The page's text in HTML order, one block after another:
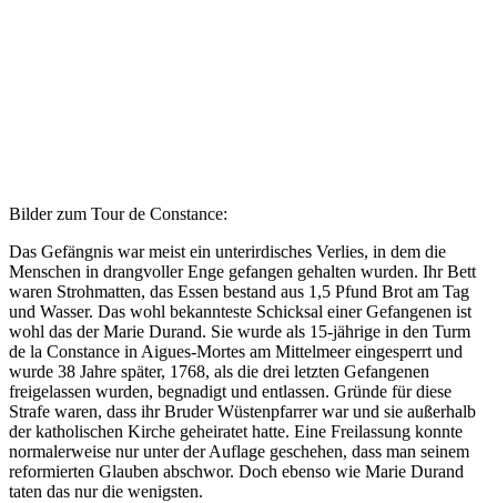
Bilder zum Tour de Constance:
Das Gefängnis war meist ein unterirdisches Verlies, in dem die
Menschen in drangvoller Enge gefangen gehalten wurden. Ihr Bett
waren Strohmatten, das Essen bestand aus 1,5 Pfund Brot am Tag
und Wasser. Das wohl bekannteste Schicksal einer Gefangenen ist
wohl das der Marie Durand. Sie wurde als 15-jährige in den Turm
de la Constance in Aigues-Mortes am Mittelmeer eingesperrt und
wurde 38 Jahre später, 1768, als die drei letzten Gefangenen
freigelassen wurden, begnadigt und entlassen. Gründe für diese
Strafe waren, dass ihr Bruder Wüstenpfarrer war und sie außerhalb
der katholischen Kirche geheiratet hatte. Eine Freilassung konnte
normalerweise nur unter der Auflage geschehen, dass man seinem
reformierten Glauben abschwor. Doch ebenso wie Marie Durand
taten das nur die wenigsten.